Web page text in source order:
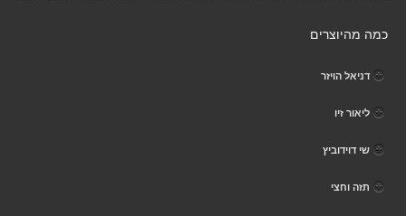
כמה מהיוצרים
דניאל הויזר
ליאור זיו
שי דוידוביץ
תזה וחצי